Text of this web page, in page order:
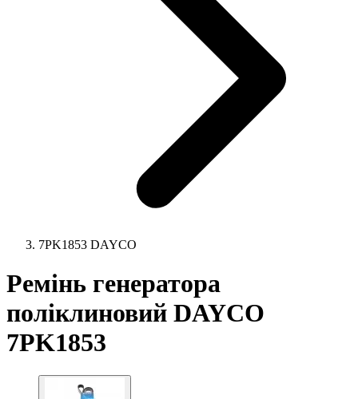
7PK1853 DAYCO
Ремінь генератора
поліклиновий DAYCO
7PK1853